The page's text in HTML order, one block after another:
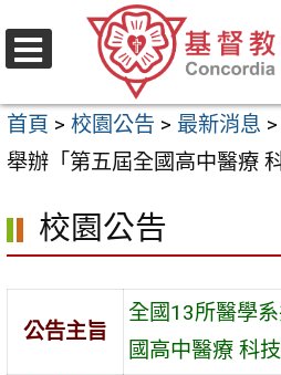
至
要
內
區
首頁 > 校園公告 > 最新消息 >
舉辦「第五屆全國高中醫療
校園公告
公告主旨
全國13所醫學
國高中醫療 科
選
單